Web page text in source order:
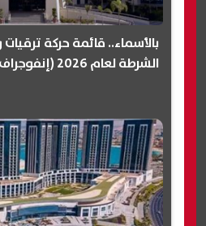
بالأسماء.. قائمة حركة
الشرطة لعام 2026 (إنفوجراف)